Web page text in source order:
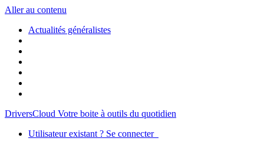
Aller au contenu
Actualités généralistes
DriversCloud Votre boite à outils du quotidien
Utilisateur existant ? Se connecter